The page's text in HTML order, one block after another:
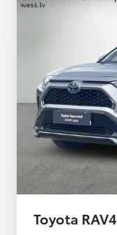
Toyota RAV4